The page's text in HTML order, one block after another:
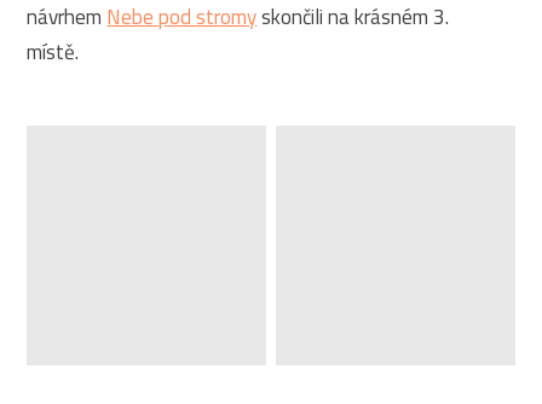
návrhemNebe pod stromyskončili na krásném 3.
místě.